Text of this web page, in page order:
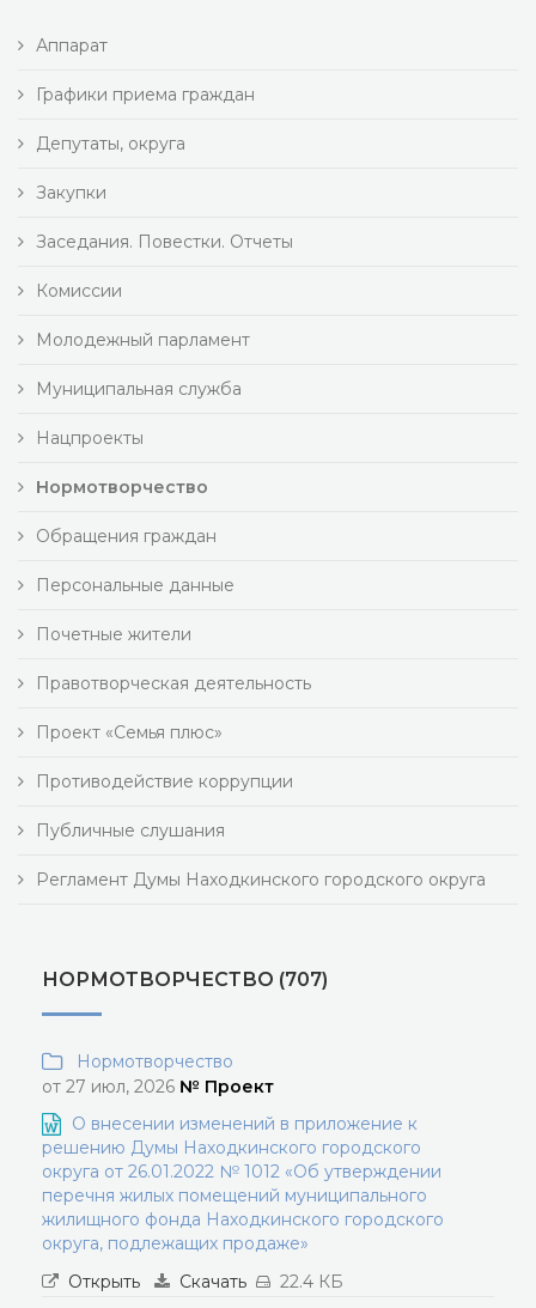
Аппарат
Графики приема граждан
Депутаты, округа
Закупки
Заседания. Повестки. Отчеты
Комиссии
Молодежный парламент
Муниципальная служба
Нацпроекты
Нормотворчество
Обращения граждан
Персональные данные
Почетные жители
Правотворческая деятельность
Проект «Семья плюс»
Противодействие коррупции
Публичные слушания
Регламент Думы Находкинского городского округа
НОРМОТВОРЧЕСТВО (707)
Нормотворчество
от 27 июл, 2026 № Проект
О внесении изменений в приложение к
решению Думы Находкинского городского
округа от 26.01.2022 № 1012 «Об утверждении
перечня жилых помещений муниципального
жилищного фонда Находкинского городского
округа, подлежащих продаже»
Открыть
Скачать 22.4 КБ